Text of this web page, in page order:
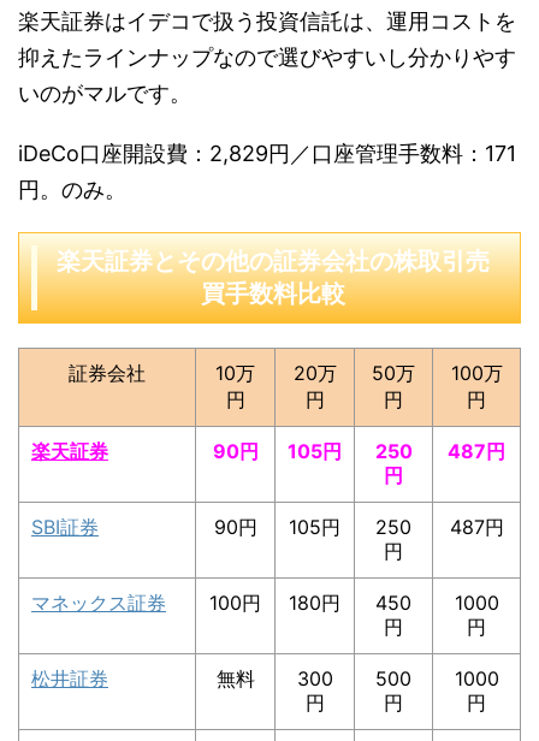
楽天証券はイデコで扱う投資信託は、運用コストを
抑えたラインナップなので選びやすいし分かりやす
いのがマルです。
iDeCo口座開設費：2,829円／口座管理手数料：171
円。のみ。
楽天証券とその他の証券会社の株取引売
買手数料比較
証券会社
10万
円
20万
円
50万
円
100万
円
楽天証券 90円 105円
250
円
487円
SBI証券 90円 105円
250
円
487円
マネックス証券 100円 180円
450
円
1000
円
松井証券 無料
300
円
500
円
1000
円